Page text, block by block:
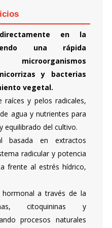
directamente en la
una rápida
y bacterias
vegetal.
raíces y pelos radicales,
agua y nutrientes para
equilibrado del cultivo.
basada en extractos
radicular y potencia
frente al estrés hídrico,
a través de la
citoquininas y
procesos naturales